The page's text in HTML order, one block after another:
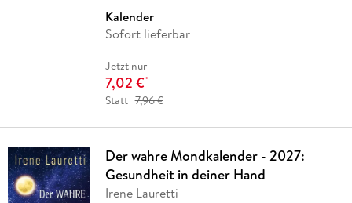
Kalender
Sofort lieferbar
Jetzt nur
7,02 €*
Statt 7,96 €
Der wahre Mondkalender - 2027:
Gesundheit in deiner Hand
Irene Lauretti